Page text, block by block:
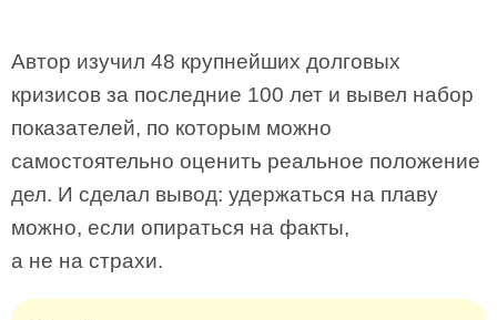
Автор изучил 48 крупнейших долговых
кризисов за последние 100 лет и вывел набор
показателей, по которым можно
самостоятельно оценить реальное положение
дел. И сделал вывод: удержаться на плаву
можно, если опираться на факты,
а не на страхи.